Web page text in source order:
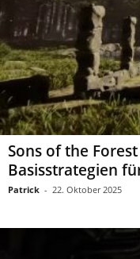
Sons of the
Basisstrategien
Patrick - 22. Oktober 2025